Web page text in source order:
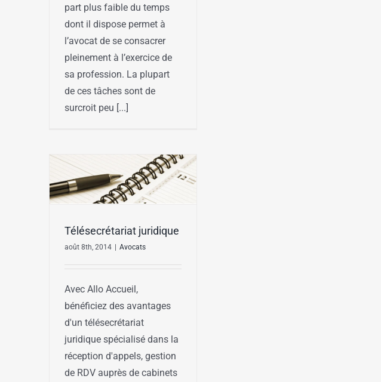
part plus faible du temps
dont il dispose permet à
l’avocat de se consacrer
pleinement à l’exercice de
sa profession. La plupart
de ces tâches sont de
surcroit peu [...]
Télésecrétariat juridique
août 8th, 2014 Avocats
Avec Allo Accueil,
bénéficiez des avantages
d'un télésecrétariat
juridique spécialisé dans la
réception d'appels, gestion
de RDV auprès de cabinets